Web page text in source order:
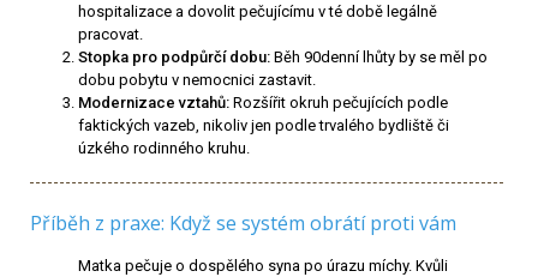
hospitalizace a dovolit pečujícímu v té době legálně
pracovat.
Stopka pro podpůrčí dobu: Běh 90denní lhůty by se měl po
dobu pobytu v nemocnici zastavit.
Modernizace vztahů: Rozšířit okruh pečujících podle
faktických vazeb, nikoliv jen podle trvalého bydliště či
úzkého rodinného kruhu.
Příběh z praxe: Když se systém obrátí proti vám
Matka pečuje o dospělého syna po úrazu míchy. Kvůli